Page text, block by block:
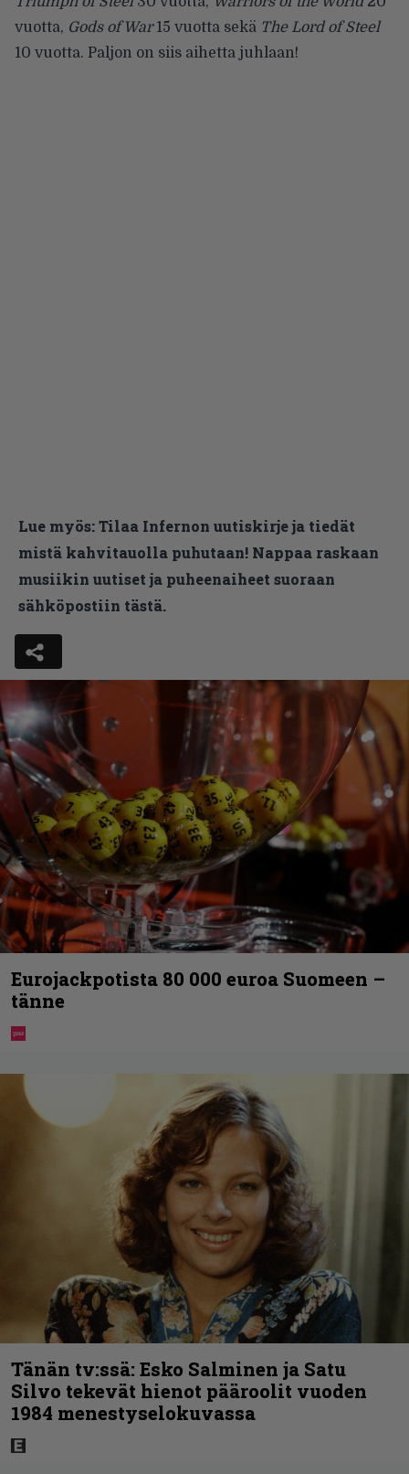
vuotta, Gods of War15 vuotta sekä The Lord of Steel
10 vuotta. Paljon on siis aihetta juhlaan!
Lue myös:Tilaa Infernon uutiskirje ja tiedät
mistä kahvitauolla puhutaan! Nappaa raskaan
musiikin uutiset ja puheenaiheet suoraan
sähköpostiin tästä.
Eurojackpotista 80 000 euroa Suomeen –
tänne
Tänän tv:ssä: Esko Salminen ja Satu
Silvo tekevät hienot pääroolit vuoden
1984 menestyselokuvassa